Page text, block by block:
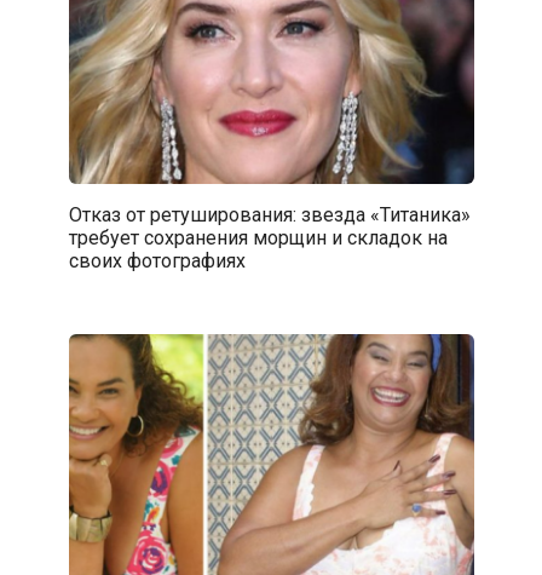
Отказ от ретуширования: звезда «Титаника»
требует сохранения морщин и складок на
своих фотографиях